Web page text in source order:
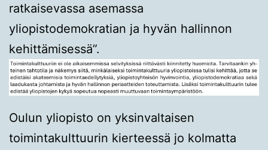
ratkaisevassa asemassa
yliopistodemokratian ja hyvän hallinnon
kehittämisessä”.
Oulun yliopisto on yksinvaltaisen
toimintakulttuurin kierteessä jo kolmatta